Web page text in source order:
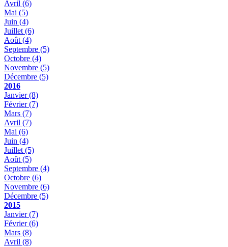
Avril (6)
Mai (5)
Juin (4)
Juillet(6)
Août(4)
Septembre (5)
Octobre (4)
Novembre (5)
Décembre (5)
2016
Janvier(8)
Février(7)
Mars (7)
Avril (7)
Mai (6)
Juin (4)
Juillet(5)
Août(5)
Septembre (4)
Octobre (6)
Novembre (6)
Décembre (5)
2015
Janvier(7)
Février(6)
Mars (8)
Avril (8)